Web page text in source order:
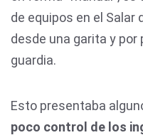
de equipos en el Salar
desde una garita y por
guardia.
Esto presentaba
poco control de los